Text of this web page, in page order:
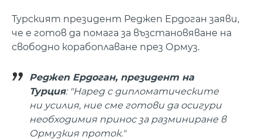
Турският президент Реджеп Ердоган заяви,
че е готов да помага за възстановяване на
свободно корабоплаване през Ормуз.
Реджеп Ердоган, президент на
Турция: "Наред с дипломатическите
ни усилия, ние сме готови да осигури
необходимия принос за разминиране в
Ормузкия проток."